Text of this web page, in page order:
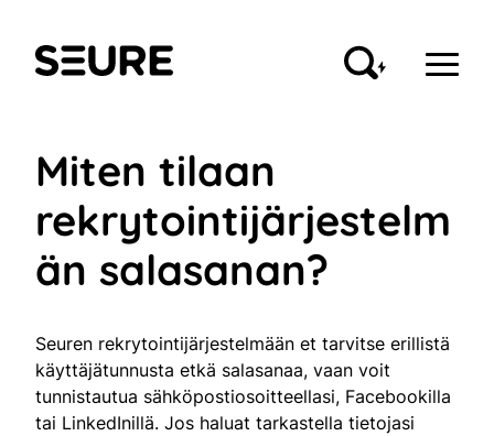
sisältöön
Seure
Miten tilaan
rekrytointijärjestelm
än salasanan?
Seuren rekrytointijärjestelmään et tarvitse erillistä
käyttäjätunnusta etkä salasanaa, vaan voit
tunnistautua sähköpostiosoitteellasi, Facebookilla
tai LinkedInillä. Jos haluat tarkastella tietojasi